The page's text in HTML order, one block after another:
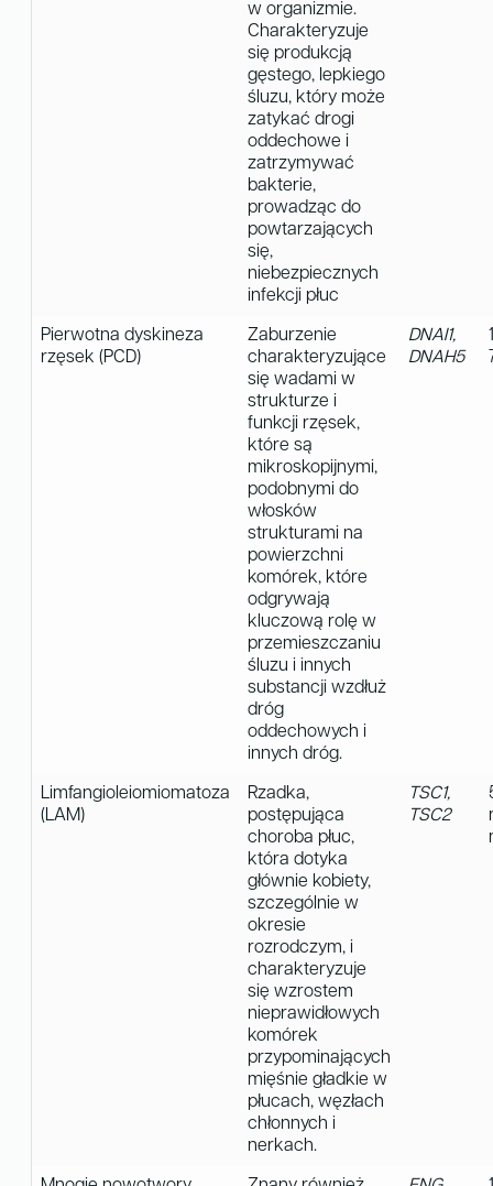
w organizmie.
Charakteryzuje
się produkcją
gęstego, lepkiego
śluzu, który może
zatykać drogi
oddechowe i
zatrzymywać
bakterie,
prowadząc do
powtarzających
się,
niebezpiecznych
infekcji płuc
Pierwotna dyskineza
rzęsek (PCD)
Zaburzenie
charakteryzujące
się wadami w
strukturze i
funkcji rzęsek,
które są
mikroskopijnymi,
podobnymi do
włosków
strukturami na
powierzchni
komórek, które
odgrywają
kluczową rolę w
przemieszczaniu
śluzu i innych
substancji wzdłuż
dróg
oddechowych i
innych dróg.
DNAI1,
DNAH5
Limfangioleiomiomatoza
(LAM)
Rzadka,
postępująca
choroba płuc,
która dotyka
głównie kobiety,
szczególnie w
okresie
rozrodczym, i
charakteryzuje
się wzrostem
nieprawidłowych
komórek
przypominających
mięśnie gładkie w
płucach, węzłach
chłonnych i
nerkach.
TSC1,
TSC2